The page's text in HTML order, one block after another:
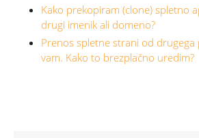
Kako prekopiram (clone) spletno
drugi imenik ali domeno?
Prenos spletne strani od drugega
vam. Kako to brezplačno uredim?